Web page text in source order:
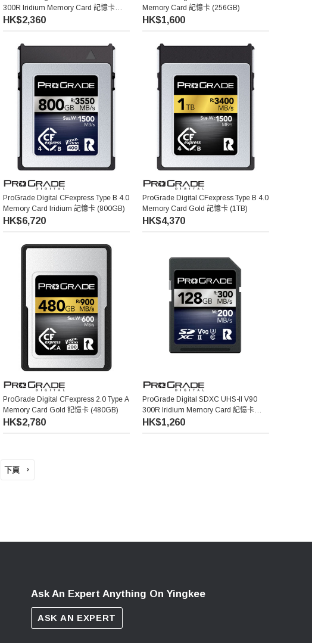
300R Iridium Memory Card 記憶卡
(256GB)
HK$2,360
Memory Card 記憶卡 (256GB)
HK$1,600
ProGrade Digital CFexpress Type B 4.0
Memory Card Iridium 記憶卡 (800GB)
HK$6,720
ProGrade Digital CFexpress Type B 4.0
Memory Card Gold 記憶卡 (1TB)
HK$4,370
ProGrade Digital CFexpress 2.0 Type A
Memory Card Gold 記憶卡 (480GB)
HK$2,780
ProGrade Digital SDXC UHS-II V90
300R Iridium Memory Card 記憶卡
(128GB)
HK$1,260
下頁
Ask An Expert Anything On Yingkee
ASK AN EXPERT